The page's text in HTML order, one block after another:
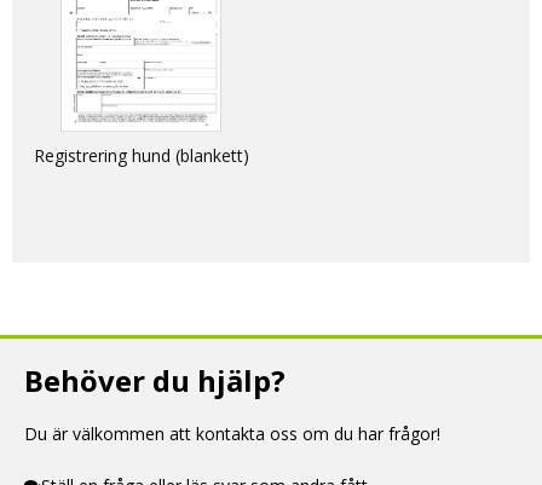
Registrering hund (blankett)
Behöver du hjälp?
Du är välkommen att kontakta oss om du har frågor!